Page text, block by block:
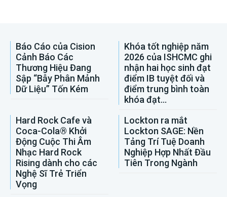
Báo Cáo của Cision
Cảnh Báo Các
Thương Hiệu Đang
Sập “Bẫy Phân Mảnh
Dữ Liệu” Tốn Kém
Khóa tốt nghiệp năm
2026 của ISHCMC ghi
nhận hai học sinh đạt
điểm IB tuyệt đối và
điểm trung bình toàn
khóa đạt...
Hard Rock Cafe và
Coca-Cola® Khởi
Động Cuộc Thi Âm
Nhạc Hard Rock
Rising dành cho các
Nghệ Sĩ Trẻ Triển
Vọng
Lockton ra mắt
Lockton SAGE: Nền
Tảng Trí Tuệ Doanh
Nghiệp Hợp Nhất Đầu
Tiên Trong Ngành